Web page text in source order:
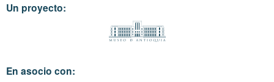
Un proyecto:
En asocio con: